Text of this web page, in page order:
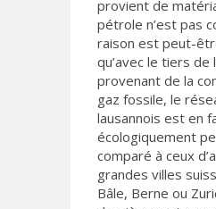
provient de
pétrole n’est pas
raison est peut-
qu’avec le tiers de
provenant de la
gaz fossile, le
lausannois est en
écologiquement
comparé à ceux
grandes villes
Bâle, Berne ou